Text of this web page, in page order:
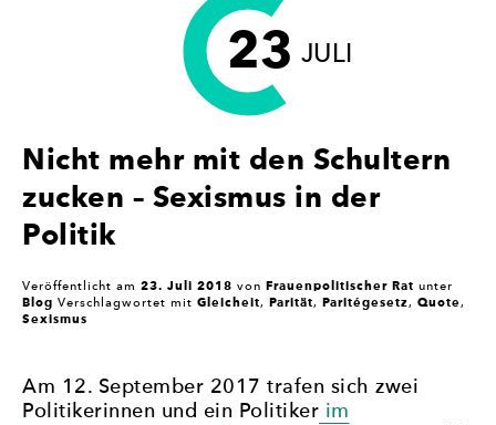
FRAUENKONFERENZ
#HÄLFTEHÄLFTE“
23 JULI
Nicht mehr mit den Schultern
zucken – Sexismus in der
Politik
Veröffentlicht am 23. Juli 2018 von Frauenpolitischer Rat unter
Blog Verschlagwortet mit Gleicheit, Parität, Paritégesetz, Quote,
Sexismus
Am 12. September 2017 trafen sich zwei
Politikerinnen und ein Politiker im